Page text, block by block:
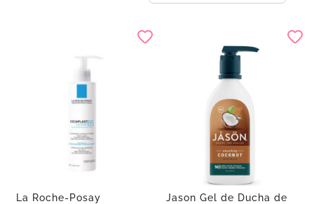
La Roche-Posay
Jason Gel de Ducha de